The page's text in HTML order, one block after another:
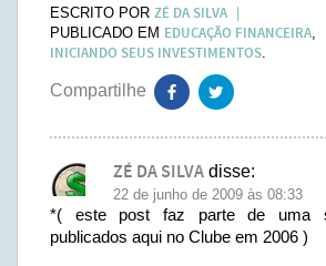
ESCRITO POR ZÉ DA SILVA
PUBLICADO EM EDUCAÇÃO FINANCEIRA,
INICIANDO SEUS INVESTIMENTOS.
ZÉ DA SILVA disse:
22 de junho de 2009 às 08:33
*( este post faz parte de uma
publicados aqui no Clube em 2006 )